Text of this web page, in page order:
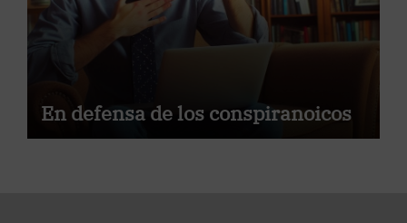
En defensa de los conspiranoicos